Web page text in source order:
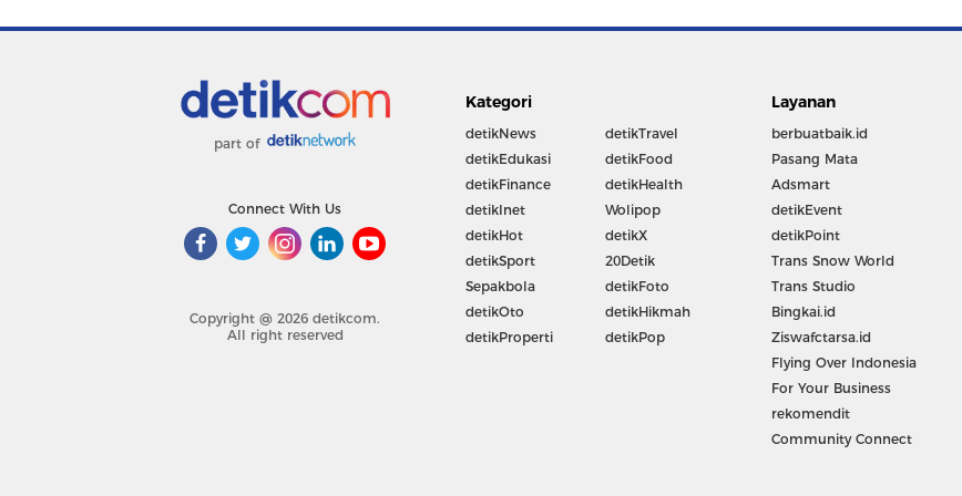
part of
Connect With Us
Copyright @ 2026 detikcom.
All right reserved
Kategori
detikNews
detikEdukasi
detikFinance
detikInet
detikHot
detikSport
Sepakbola
detikOto
detikProperti
detikTravel
detikFood
detikHealth
Wolipop
detikX
20Detik
detikFoto
detikHikmah
detikPop
Layanan
berbuatbaik.id
Pasang Mata
Adsmart
detikEvent
detikPoint
Trans Snow World
Trans Studio
Bingkai.id
Ziswafctarsa.id
Flying Over Indonesia
For Your Business
rekomendit
Community Connect